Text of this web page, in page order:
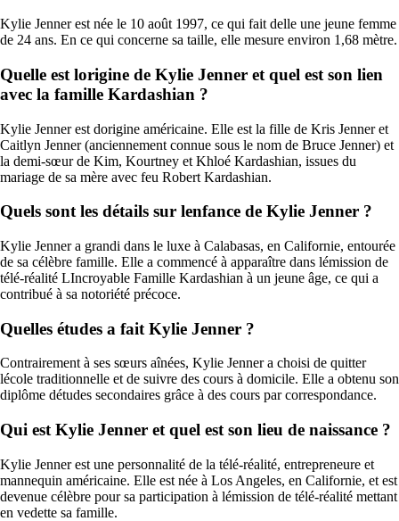
Kylie Jenner est née le 10 août 1997, ce qui fait delle une jeune femme
de 24 ans. En ce qui concerne sa taille, elle mesure environ 1,68 mètre.
Quelle est lorigine de Kylie Jenner et quel est son lien
avec la famille Kardashian ?
Kylie Jenner est dorigine américaine. Elle est la fille de Kris Jenner et
Caitlyn Jenner (anciennement connue sous le nom de Bruce Jenner) et
la demi-sœur de Kim, Kourtney et Khloé Kardashian, issues du
mariage de sa mère avec feu Robert Kardashian.
Quels sont les détails sur lenfance de Kylie Jenner ?
Kylie Jenner a grandi dans le luxe à Calabasas, en Californie, entourée
de sa célèbre famille. Elle a commencé à apparaître dans lémission de
télé-réalité LIncroyable Famille Kardashian à un jeune âge, ce qui a
contribué à sa notoriété précoce.
Quelles études a fait Kylie Jenner ?
Contrairement à ses sœurs aînées, Kylie Jenner a choisi de quitter
lécole traditionnelle et de suivre des cours à domicile. Elle a obtenu son
diplôme détudes secondaires grâce à des cours par correspondance.
Qui est Kylie Jenner et quel est son lieu de naissance ?
Kylie Jenner est une personnalité de la télé-réalité, entrepreneure et
mannequin américaine. Elle est née à Los Angeles, en Californie, et est
devenue célèbre pour sa participation à lémission de télé-réalité mettant
en vedette sa famille.